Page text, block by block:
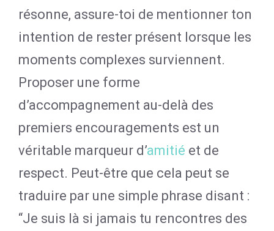
résonne, assure-toi de mentionner ton
intention de rester présent lorsque les
moments complexes surviennent.
Proposer une forme
d’accompagnement au-delà des
premiers encouragements est un
véritable marqueur d’amitié et de
respect. Peut-être que cela peut se
traduire par une simple phrase disant :
“Je suis là si jamais tu rencontres des